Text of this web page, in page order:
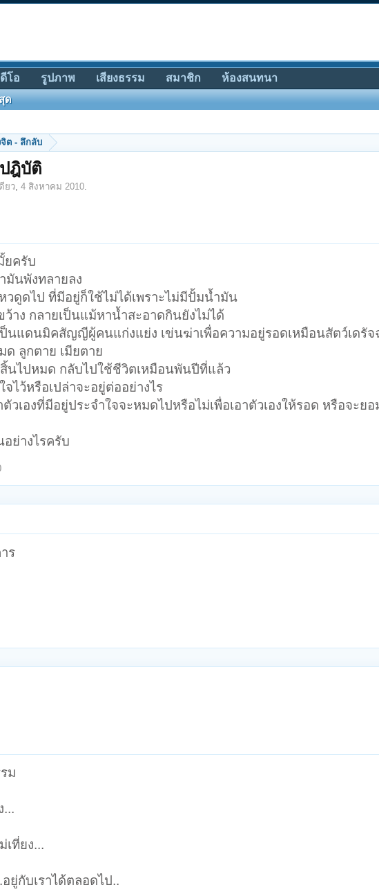
ต - ลึกลับ
ฎิบัติ
ยว, 4 สิงหาคม 2010.
ยครับ
มันพังทลายลง
ดูดไป ที่มีอยู่ก็ใช้ไม่ได้เพราะไม่มีปั้มน้ำมัน
ว้าง กลายเป็นแม้หาน้ำสะอาดกินยังไม่ได้
นแดนมิคสัญญีผู้คนแก่งแย่ง เข่นฆ่าเพื่อความอยู่รอดเหมือนสัตว์เดรั
ลูกตาย เมียตาย
นไปหมด กลับไปใช้ชีวิตเหมือนพันปีที่แล้ว
จไว้หรือเปล่าจะอยู่ต่ออย่างไร
เองที่มีอยู่ประจำใจจะหมดไปหรือไม่เพื่อเอาตัวเองให้รอด หรือจะยอ
ย่างไรครับ
ร
ม
...
เที่ยง...
ยู่กับเราได้ตลอดไป..
ด
โอ รูปภาพ เสียงธรรม สมาชิก ห้องสนทนา